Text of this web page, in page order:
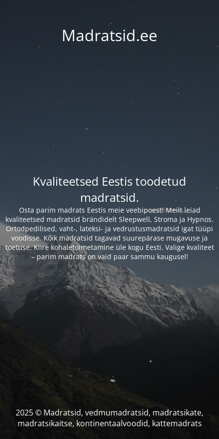
Madratsid.ee
Kvaliteetsed Eestis toodetud
madratsid.
Osta parim madrats Eestis meie veebipoest! Meilt leiad
kvaliteetsed madratsid brändidelt Sleepwell, Stroma ja Hypnos.
Ortodpedilised, vaht-, lateksi- ja vedrustusmadratsid igat tüüpi
voodisse. Kõik madratsid tagavad suurepärase mugavuse ja
toetuse. Kiire kohaletoimetamine üle kogu Eesti. Valige kvaliteet
– parim madrats on vaid paar sammu kaugusel!
2025 © Madratsid, vedmumadratsid, madratsikate,
madratsikaitse, kontinentaalvoodid, kattemadrats